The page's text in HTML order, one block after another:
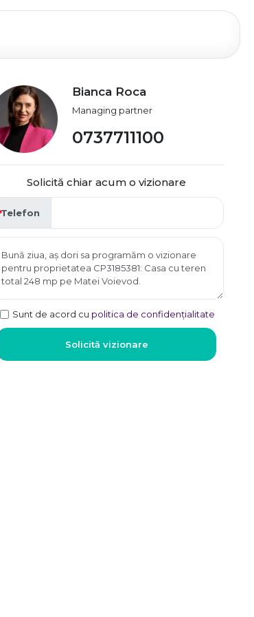
Bianca Roca
Managing partner
0737711100
Solicită chiar acum o vizionare
Telefon
Sunt de acord cu politica de confidențialitate
Solicită vizionare